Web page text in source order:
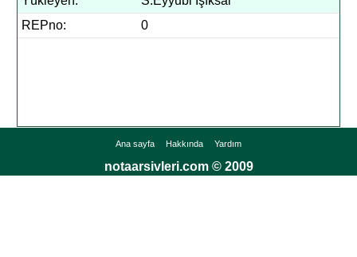
REPno:
0
Ana sayfa Hakkında Yardım
notaarsivleri.com © 2009